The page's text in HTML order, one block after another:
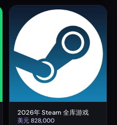
2026年 Steam 全库游戏
美元828,000